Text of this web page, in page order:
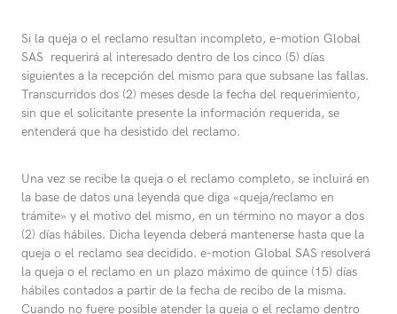
Si la queja o el reclamo resultan incompleto, e-motion Global
SAS requerirá al interesado dentro de los cinco (5) días
siguientes a la recepción del mismo para que subsane las fallas.
Transcurridos dos (2) meses desde la fecha del requerimiento,
sin que el solicitante presente la información requerida, se
entenderá que ha desistido del reclamo.
Una vez se recibe la queja o el reclamo completo, se incluirá en
la base de datos una leyenda que diga «queja/reclamo en
trámite» y el motivo del mismo, en un término no mayor a dos
(2) días hábiles. Dicha leyenda deberá mantenerse hasta que la
queja o el reclamo sea decidido. e-motion Global SAS resolverá
la queja o el reclamo en un plazo máximo de quince (15) días
hábiles contados a partir de la fecha de recibo de la misma.
Cuando no fuere posible atender la queja o el reclamo dentro